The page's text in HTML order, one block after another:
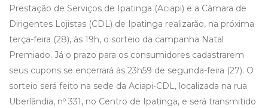
Prestação de Serviços de Ipatinga (Aciapi) e a Câmara de
Dirigentes Lojistas (CDL) de Ipatinga realizarão, na próxima
terça-feira (28), às 19h, o sorteio da campanha Natal
Premiado. Já o prazo para os consumidores cadastrarem
seus cupons se encerrará às 23h59 de segunda-feira (27). O
sorteio será feito na sede da Aciapi-CDL, localizada na rua
Uberlândia, nº 331, no Centro de Ipatinga, e será transmitido